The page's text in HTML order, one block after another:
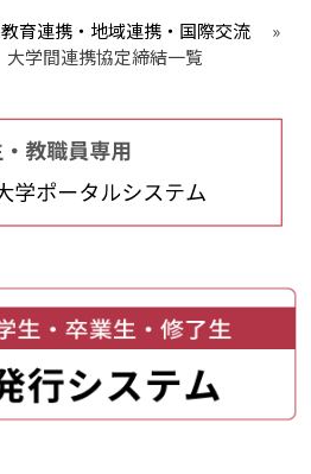
教育連携・地域連携・国際交流
»
大学間連携協定締結一覧